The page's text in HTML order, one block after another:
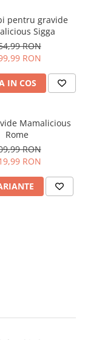
pentru gravide
Sigga
RON
RON
IN COS
Mamalicious
Rome
RON
RON